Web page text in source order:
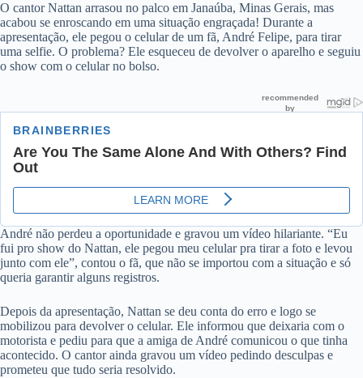
O cantor Nattan arrasou no palco em Janaúba, Minas Gerais, mas
acabou se enroscando em uma situação engraçada! Durante a
apresentação, ele pegou o celular de um fã, André Felipe, para tirar
uma selfie. O problema? Ele esqueceu de devolver o aparelho e seguiu
o show com o celular no bolso.
André não perdeu a oportunidade e gravou um vídeo hilariante. “Eu
fui pro show do Nattan, ele pegou meu celular pra tirar a foto e levou
junto com ele”, contou o fã, que não se importou com a situação e só
queria garantir alguns registros.
Depois da apresentação, Nattan se deu conta do erro e logo se
mobilizou para devolver o celular. Ele informou que deixaria com o
motorista e pediu para que a amiga de André comunicou o que tinha
acontecido. O cantor ainda gravou um vídeo pedindo desculpas e
prometeu que tudo seria resolvido.